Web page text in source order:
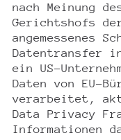
nach Meinung
Gerichtshofs
angemessenes
Datentransfer
ein US-
Daten von EU-
verarbeitet,
Data Privacy
Informationen